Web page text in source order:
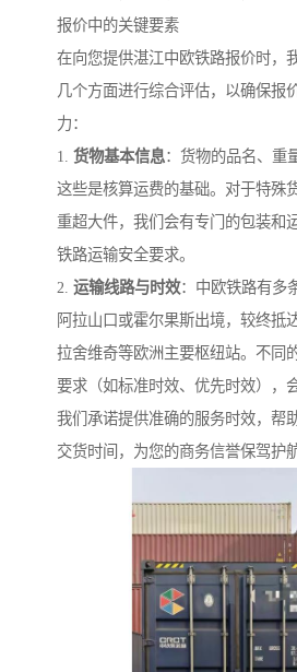
报价中的关键要素
在向您提供湛江中欧铁路报价时，
几个方面进行综合评估，以确保报
力：
1. 货物基本信息：货物的品名、重
这些是核算运费的基础。对于特殊
重超大件，我们会有专门的包装和
铁路运输安全要求。
2. 运输线路与时效：中欧铁路有多
阿拉山口或霍尔果斯出境，较终抵
拉舍维奇等欧洲主要枢纽站。不同
要求（如标准时效、优先时效），
我们承诺提供准确的服务时效，帮
交货时间，为您的商务信誉保驾护航